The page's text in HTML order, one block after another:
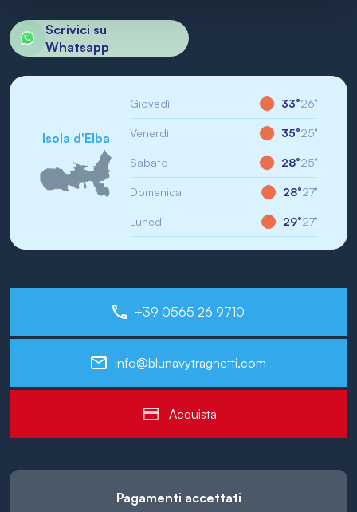
Scrivici su
Whatsapp
Isola d'Elba
Giovedì 33°26°
Venerdì 35°25°
Sabato 28°25°
Domenica 28°27°
Lunedì 29°27°
+39 0565 26 9710
info@blunavytraghetti.com
Acquista
Pagamenti accettati